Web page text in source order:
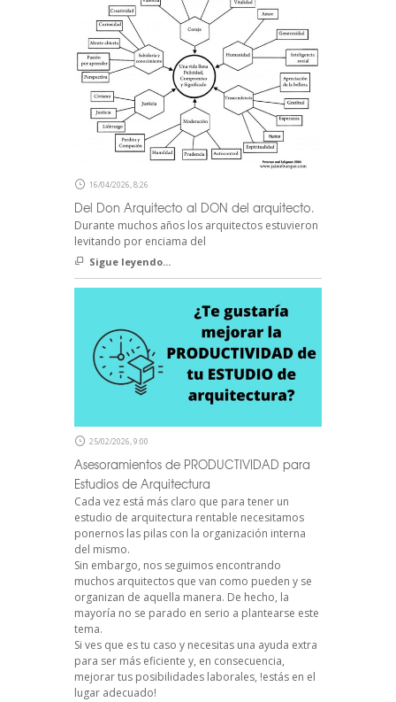
16/04/2026, 8:26
Del Don Arquitecto al DON del arquitecto.
Durante muchos años los arquitectos estuvieron
levitando por enciama del
Sigue leyendo...
25/02/2026, 9:00
Asesoramientos de PRODUCTIVIDAD para
Estudios de Arquitectura
Cada vez está más claro que para tener un
estudio de arquitectura rentable necesitamos
ponernos las pilas con la organización interna
del mismo.
Sin embargo, nos seguimos encontrando
muchos arquitectos que van como pueden y se
organizan de aquella manera. De hecho, la
mayoría no se parado en serio a plantearse este
tema.
Si ves que es tu caso y necesitas una ayuda extra
para ser más eficiente y, en consecuencia,
mejorar tus posibilidades laborales, !estás en el
lugar adecuado!